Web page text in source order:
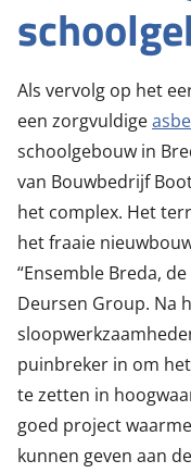
Als vervolg op het
een zorgvuldige
schoolgebouw in
van Bouwbedrijf
het complex. Het
het fraaie
“Ensemble Breda,
Deursen Group. Na
puinbreker in om
te zetten in
goed project
kunnen geven aan